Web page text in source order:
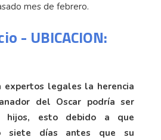
mes de febrero.
- UBICACION:
expertos legales la herencia
del Oscar podría ser
hijos, esto debido a que
siete días antes que su